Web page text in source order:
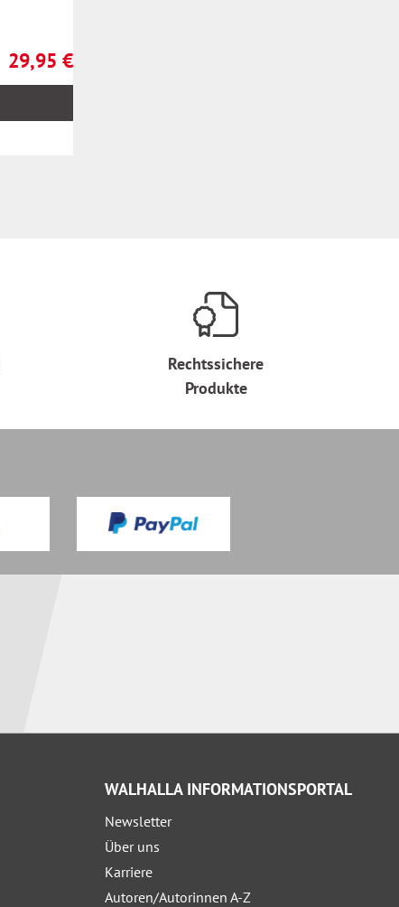
Regulärer Preis:
29,95 €
Rechtssichere
Produkte
WALHALLA INFORMATIONSPORTAL
Newsletter
Über uns
Karriere
Autoren/Autorinnen A-Z